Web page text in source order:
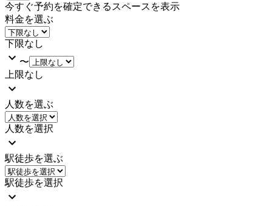
今すぐ予約を確定できるスペースを表示
料金を選ぶ
下限なし
〜
上限なし
人数を選ぶ
人数を選択
駅徒歩を選ぶ
駅徒歩を選択